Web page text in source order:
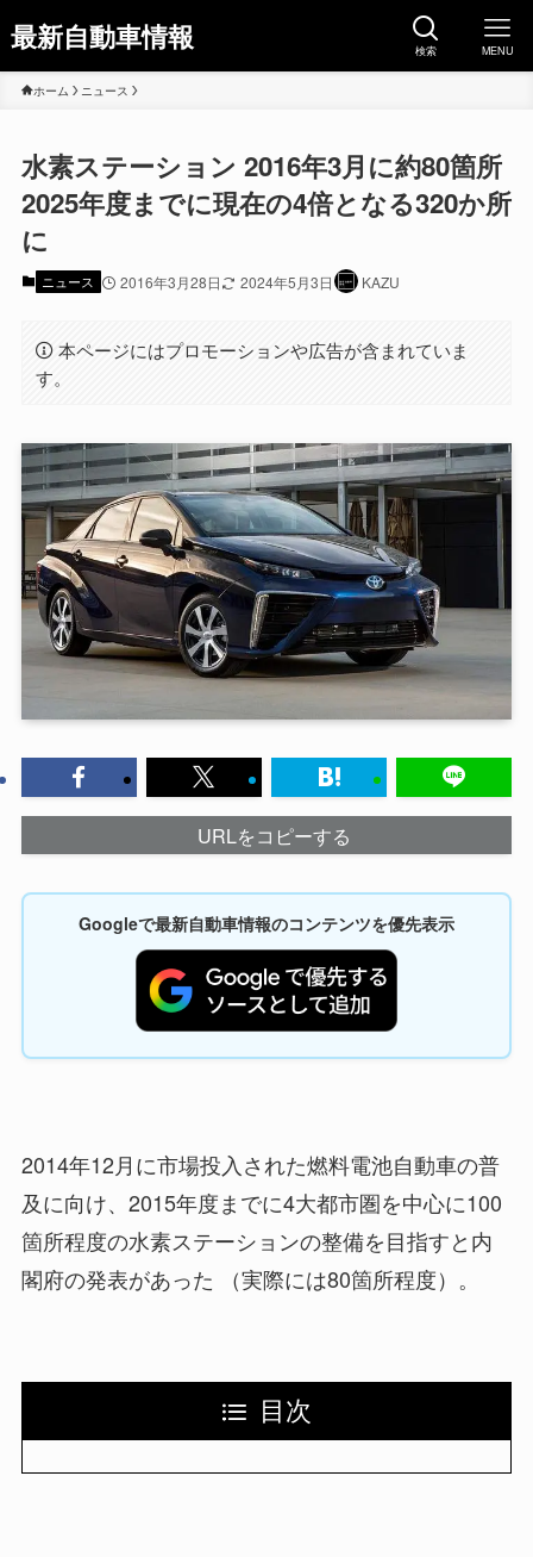
最新自動車情報 検索 MENU
ホーム ニュース
水素ステーション 2016年3月に約80箇所
2025年度までに現在の4倍となる320か所
に
ニュース 2016年3月28日 2024年5月3日 KAZU
本ページにはプロモーションや広告が含まれていま
す。
URLをコピーする
Googleで最新自動車情報のコンテンツを優先表示
2014年12月に市場投入された燃料電池自動車の普
及に向け、2015年度までに4大都市圏を中心に100
箇所程度の水素ステーションの整備を目指すと内
閣府の発表があった （実際には80箇所程度）。
目次